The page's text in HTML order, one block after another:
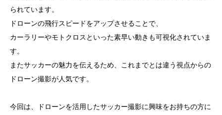
られています。
ドローンの飛行スピードをアップさせることで、
カーラリーやモトクロスといった素早い動きも可視化されていま
す。
またサッカーの魅力を伝えるため、これまでとは違う視点からの
ドローン撮影が人気です。
今回は、ドローンを活用したサッカー撮影に興味をお持ちの方に